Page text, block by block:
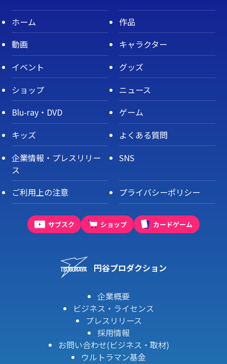
ホーム
作品
動画
キャラクター
イベント
グッズ
ショップ
ニュース
Blu-ray・DVD
ゲーム
キッズ
よくある質問
企業情報・プレスリリー
ス
SNS
ご利用上の注意 プライバシーポリシー
サブスク ショップ カードゲーム
円谷プロダクション
企業概要
ビジネス・ライセンス
プレスリリース
採用情報
お問い合わせ(ビジネス・取材)
ウルトラマン基金